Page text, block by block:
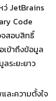
ว่ JetBrains
Code
สอบสิทธิ์
เข้าถึงข้อมูล
ระยะยาว
ละความตั้งใจ